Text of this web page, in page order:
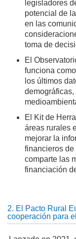
legisladores
potencial de
en las
toma de
El
funciona
los últimos
El Kit de
áreas rurales
mejorar la
financieros
comparte las
financiación
2. El Pacto Rural
cooperación para